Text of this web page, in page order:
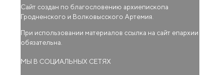
Сайт создан по благословению архиепископа
Гродненского и Волковысского Артемия.
При использовании материалов ссылка на сайт епархии
обязательна.
МЫ В СОЦИАЛЬНЫХ СЕТЯХ